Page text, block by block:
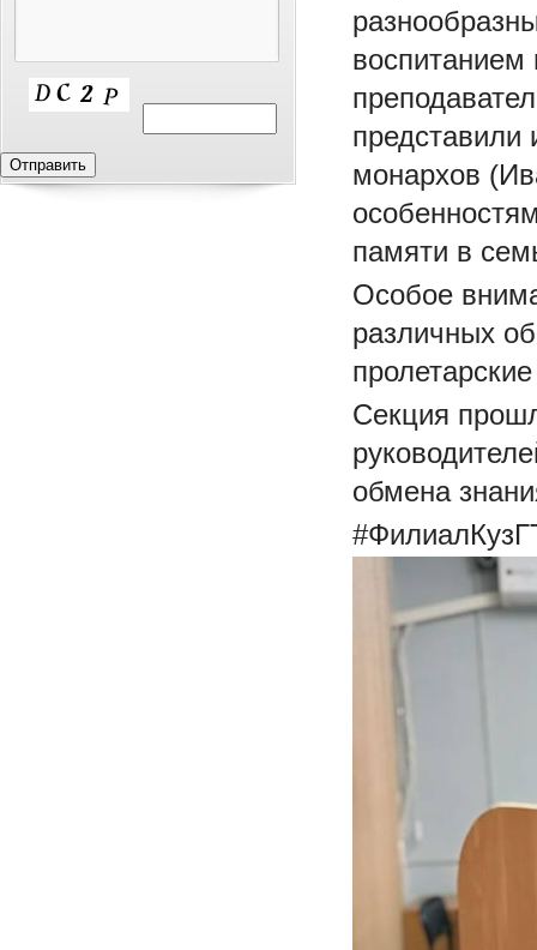
воспитанием
представили
монархов
памяти в
Особое
различных
Секция
обмена